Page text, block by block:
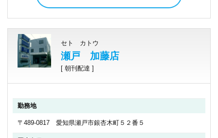
セト カトウ
瀬戸 加藤店
[ 朝刊配達 ]
勤務地
〒489-0817 愛知県瀬戸市銀杏木町５２番５